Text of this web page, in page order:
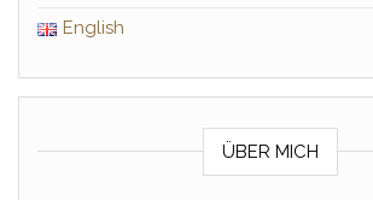
English
ÜBER MICH